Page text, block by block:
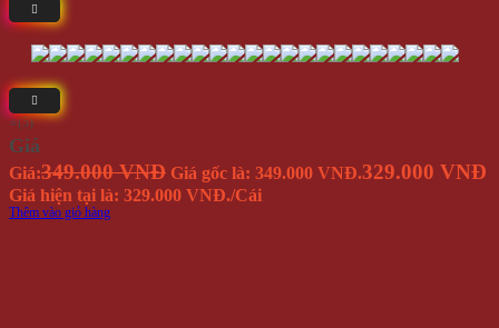
⭐(5)
Giá
Giá:349.000 VNĐ Giá gốc là: 349.000 VNĐ.329.000 VNĐ
Giá hiện tại là: 329.000 VNĐ./Cái
Thêm vào giỏ hàng